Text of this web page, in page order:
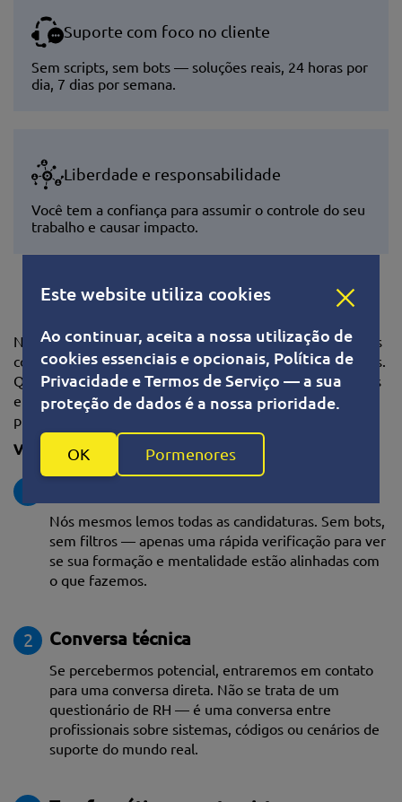
Suporte com foco no cliente
Sem scripts, sem bots — soluções reais, 24 horas por
dia, 7 dias por semana.
Liberdade e responsabilidade
Você tem a confiança para assumir o controle do seu
trabalho e causar impacto.
Como contratamos
Na VPS.one, não estamos interessados em apresentações
com palavras da moda ou roteiros de entrevista ensaiados.
Queremos ver como você pensa, como resolve problemas
e se você consegue prosperar em um ambiente técnico
prático.
Veja como fazemos isso:
Nós mesmos lemos todas as candidaturas. Sem bots,
sem filtros — apenas uma rápida verificação para ver
se sua formação e mentalidade estão alinhadas com
o que fazemos.
2 Conversa técnica
Se percebermos potencial, entraremos em contato
para uma conversa direta. Não se trata de um
questionário de RH — é uma conversa entre
profissionais sobre sistemas, códigos ou cenários de
suporte do mundo real.
Este website utiliza cookies
Ao continuar, aceita a nossa utilização de
cookies essenciais e opcionais, Política de
Privacidade e Termos de Serviço — a sua
proteção de dados é a nossa prioridade.
OK Pormenores